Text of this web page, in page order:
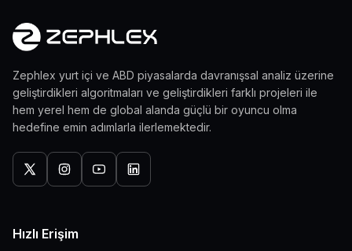
Zephlex yurt içi ve ABD piyasalarda davranışsal analiz üzerine
geliştirdikleri algoritmaları ve geliştirdikleri farklı projeleri ile
hem yerel hem de global alanda güçlü bir oyuncu olma
hedefine emin adımlarla ilerlemektedir.
Hızlı Erişim